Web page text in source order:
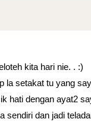
kita hari nie. . :)
la setakat tu yang
hati dengan ayat2
dan jadi